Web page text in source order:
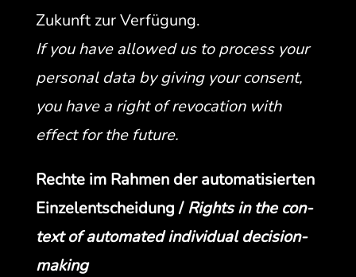
Zukun­ft zur Ver­fü­gung.
If you have allowed us to process your
per­son­al data by giv­ing your con­sent,
you have a right of revo­ca­tion with
effect for the future.
Rechte im Rah­men der automa­tisierten
Einze­lentschei­dung / Rights in the con­
text of auto­mat­ed indi­vid­ual decision-
making